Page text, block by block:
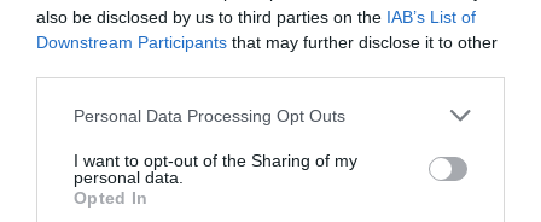
also be disclosed by us to third parties on the IAB’s List of
Downstream Participants that may further disclose it to other
Personal Data Processing Opt Outs
I want to opt-out of the Sharing of my
personal data.
Opted In